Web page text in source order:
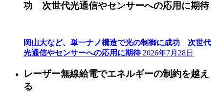
功 次世代光通信やセンサーへの応用に期待
岡山大など、単一ナノ構造で光の制御に成功 次世代
光通信やセンサーへの応用に期待 2026年7月28日
レーザー無線給電でエネルギーの制約を越え
る